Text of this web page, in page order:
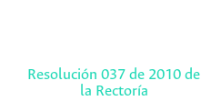
Resolución 037 de 2010 de
la Rectoría